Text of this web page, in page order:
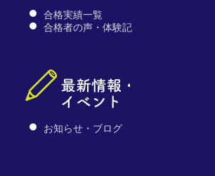
合格実績一覧
合格者の声・体験記
お知らせ・ブログ